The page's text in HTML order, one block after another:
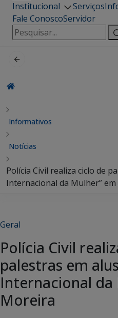
Institucional Serviços
Fale ConoscoServidor
Pesquisar
por:
Informativos
Notícias
Polícia Civil realiza ciclo de
Internacional da Mulher”
Geral
Polícia Civil
palestras em
Internacional da
Moreira